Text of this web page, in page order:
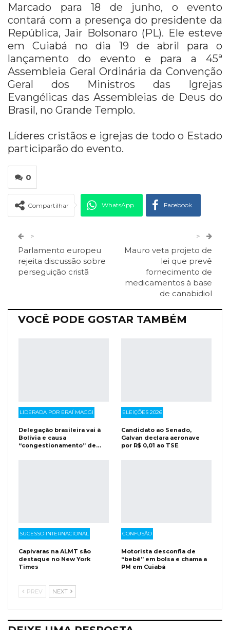
Marcado para 18 de junho, o evento
contará com a presença do presidente da
República, Jair Bolsonaro (PL). Ele esteve
em Cuiabá no dia 19 de abril para o
lançamento do evento e para a 45ª
Assembleia Geral Ordinária da Convenção
Geral dos Ministros das Igrejas
Evangélicas das Assembleias de Deus do
Brasil, no Grande Templo.
Líderes cristãos e igrejas de todo o Estado
participarão do evento.
0
Compartilhar WhatsApp Facebook
Pinterest
Viber O email
>
Parlamento europeu
rejeita discussão sobre
perseguição cristã
>
Mauro veta projeto de
lei que prevê
fornecimento de
medicamentos à base
de canabidiol
VOCÊ PODE GOSTAR TAMBÉM
LIDERADA POR ERAÍ MAGGI
Delegação brasileira vai à
Bolívia e causa
“congestionamento” de…
ELEIÇÕES 2026
Candidato ao Senado,
Galvan declara aeronave
por R$ 0,01 ao TSE
SUCESSO INTERNACIONAL
Capivaras na ALMT são
destaque no New York
Times
CONFUSÃO
Motorista desconfia de
“bebê” em bolsa e chama a
PM em Cuiabá
PREV NEXT